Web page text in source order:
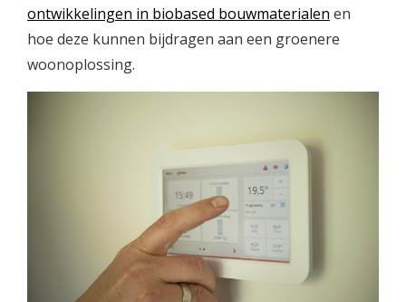
ontwikkelingen in biobased bouwmaterialen en
hoe deze kunnen bijdragen aan een groenere
woonoplossing.